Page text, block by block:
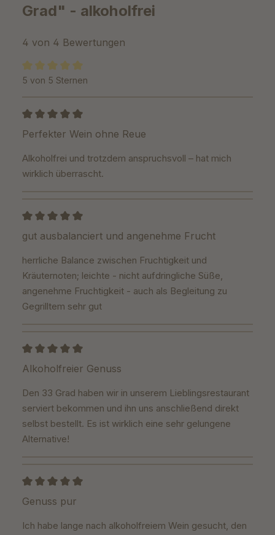
Grad" - alkoholfrei
4 von 4 Bewertungen
Durchschnittliche Bewertung von 5 von 5 Sternen
5 von 5 Sternen
Bewertung mit 5 von 5 Sternen
Perfekter Wein ohne Reue
Alkoholfrei und trotzdem anspruchsvoll – hat mich
wirklich überrascht.
Bewertung mit 5 von 5 Sternen
gut ausbalanciert und angenehme Frucht
herrliche Balance zwischen Fruchtigkeit und
Kräuternoten; leichte - nicht aufdringliche Süße,
angenehme Fruchtigkeit - auch als Begleitung zu
Gegrilltem sehr gut
Bewertung mit 5 von 5 Sternen
Alkoholfreier Genuss
Den 33 Grad haben wir in unserem Lieblingsrestaurant
serviert bekommen und ihn uns anschließend direkt
selbst bestellt. Es ist wirklich eine sehr gelungene
Alternative!
Bewertung mit 5 von 5 Sternen
Genuss pur
Ich habe lange nach alkoholfreiem Wein gesucht, den